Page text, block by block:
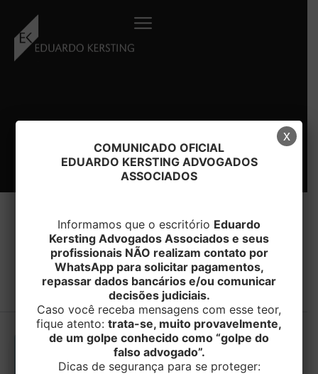
conteúdo
#filial
COMUNICADO OFICIAL
EDUARDO KERSTING ADVOGADOS
ASSOCIADOS
Informamos que o escritório Eduardo
Kersting Advogados Associados e seus
profissionais NÃO realizam contato por
WhatsApp para solicitar pagamentos,
repassar dados bancários e/ou comunicar
decisões judiciais.
Caso você receba mensagens com esse teor,
fique atento: trata-se, muito provavelmente,
de um golpe conhecido como “golpe do
falso advogado”.
Dicas de segurança para se proteger:
x